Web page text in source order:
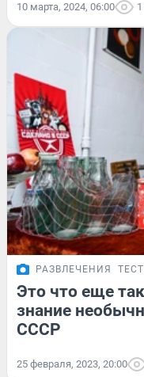
10 марта, 2024, 06:00
РАЗВЛЕЧЕНИЯ ТЕСТ
Это что еще
знание
СССР
25 февраля, 2023, 20:00